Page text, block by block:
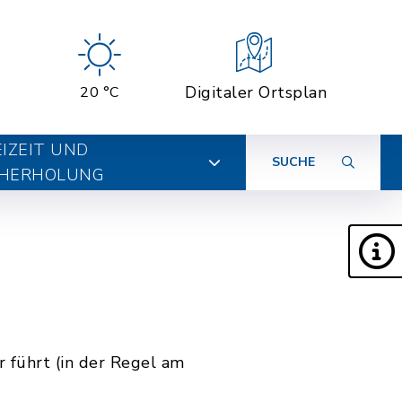
20 °C Digitaler Ortsplan
UND
SUCHE
führt (in der Regel am